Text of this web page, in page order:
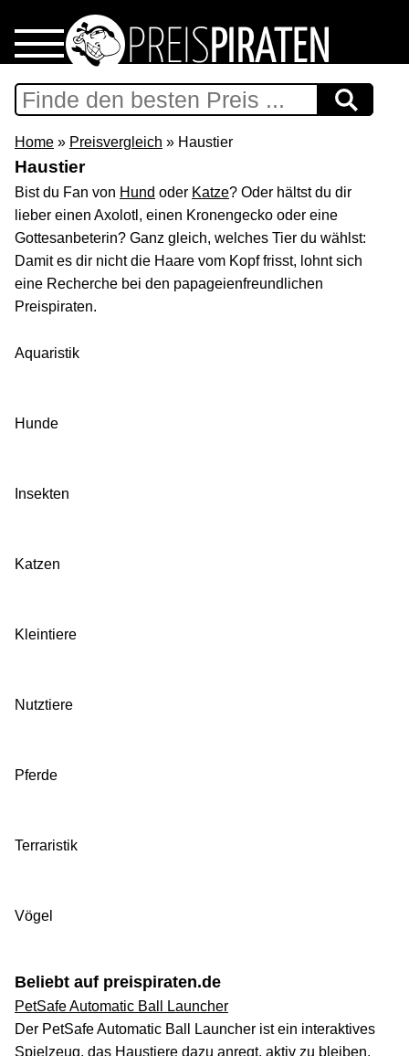
Home
Download
Preispiraten auf Facebook
Support & Newsletter
Presse
Home » Preisvergleich » Haustier
Haustier
Bist du Fan von Hund oder Katze? Oder hältst du dir
lieber einen Axolotl, einen Kronengecko oder eine
Gottesanbeterin? Ganz gleich, welches Tier du wählst:
Damit es dir nicht die Haare vom Kopf frisst, lohnt sich
eine Recherche bei den papageienfreundlichen
Preispiraten.
Aquaristik
Hunde
Insekten
Katzen
Kleintiere
Nutztiere
Pferde
Terraristik
Vögel
Beliebt auf preispiraten.de
PetSafe Automatic Ball Launcher
Der PetSafe Automatic Ball Launcher ist ein interaktives
Spielzeug, das Haustiere dazu anregt, aktiv zu bleiben.